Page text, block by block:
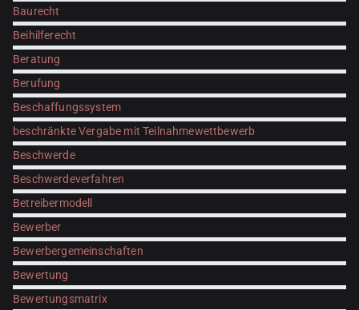
Baurecht
Beihilferecht
Beratung
Berufung
Beschaffungssystem
beschränkte Vergabe mit Teilnahmewettbewerb
Beschwerde
Beschwerdeverfahren
Betreibermodell
Bewerber
Bewerbergemeinschaften
Bewertung
Bewertungsmatrix